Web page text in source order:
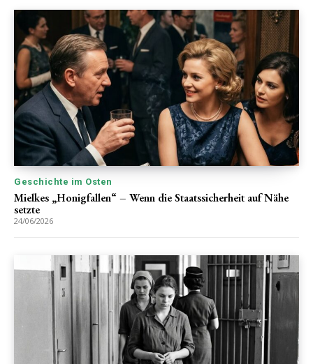
Geschichte im Osten
Mielkes „Honigfallen“ – Wenn die Staatssicherheit auf Nähe
setzte
24/06/2026